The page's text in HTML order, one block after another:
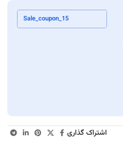
Sale_coupon_15
اشتراک گذاری